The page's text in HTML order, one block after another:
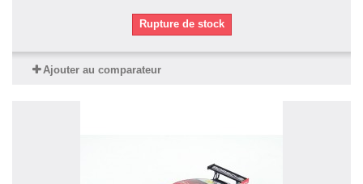
Rupture de stock
Ajouter au comparateur